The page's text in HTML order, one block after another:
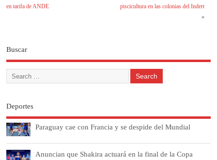
en tarifa de ANDE
piscicultura en las colonias del Indert
»
Buscar
Deportes
Paraguay cae con Francia y se despide del Mundial
Anuncian que Shakira actuará en la final de la Copa